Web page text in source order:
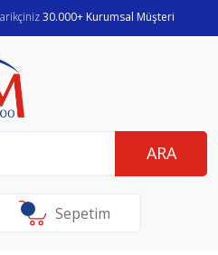
30.000+ Kurumsal Müşteri
ARA
Sepetim